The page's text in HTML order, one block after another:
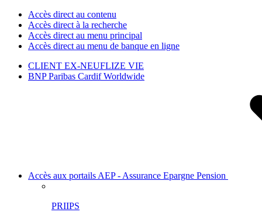
Accès direct au contenu
Accès direct à la recherche
Accès direct au menu principal
Accès direct au menu de banque en ligne
CLIENT EX-NEUFLIZE VIE
BNP Paribas Cardif Worldwide
Accès aux portails AEP - Assurance Epargne Pension
PRIIPS